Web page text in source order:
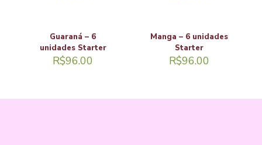
Guaraná – 6
unidades Starter
R$96.00
Manga – 6 unidades
Starter
R$96.00